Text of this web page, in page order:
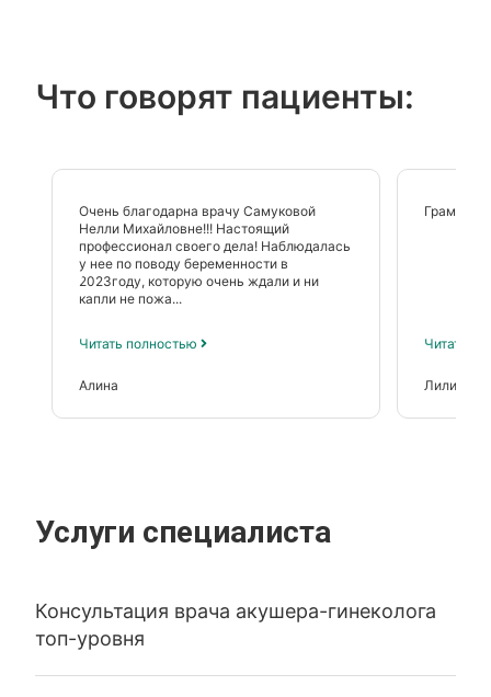
Что говорят пациенты:
Очень благодарна врачу Самуковой
Нелли Михайловне!!! Настоящий
профессионал своего дела! Наблюдалась
у нее по поводу беременности в
2023году, которую очень ждали и ни
капли не пожа...
Читать полностью
Алина
Читать
Лилия
Услуги специалиста
Консультация врача акушера-гинеколога
топ-уровня